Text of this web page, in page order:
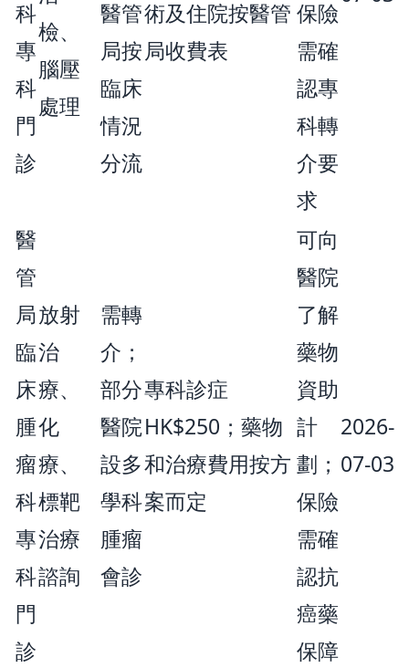
科
專
科
門
診
檢、
腦壓
處理
醫管
局按
臨床
情況
分流
術及住院按醫管
局收費表
保險
需確
認專
科轉
介要
求
醫
管
局
臨
床
腫
瘤
科
專
科
門
診
放射
治
療、
化
療、
標靶
治療
諮詢
需轉
介；
部分
醫院
設多
學科
腫瘤
會診
專科診症
HK$250；藥物
和治療費用按方
案而定
可向
醫院
了解
藥物
資助
計
劃；
保險
需確
認抗
癌藥
保障
2026-
07-03